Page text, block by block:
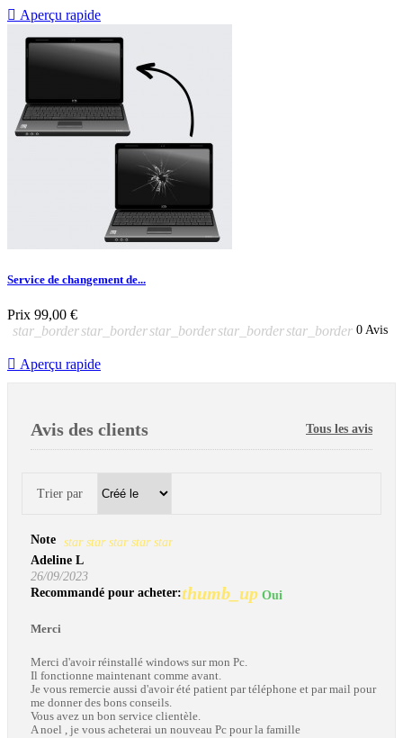
 Aperçu rapide
Service de changement de...
Prix 99,00 €
star_borderstar_borderstar_borderstar_borderstar_border 0 Avis
 Aperçu rapide
Avis des clients Tous les avis
Trier par
Note star star star star star
Adeline L
26/09/2023
Recommandé pour acheter:thumb_up Oui
Merci
Merci d'avoir réinstallé windows sur mon Pc.
Il fonctionne maintenant comme avant.
Je vous remercie aussi d'avoir été patient par téléphone et par mail pour
me donner des bons conseils.
Vous avez un bon service clientèle.
A noel , je vous acheterai un nouveau Pc pour la famille